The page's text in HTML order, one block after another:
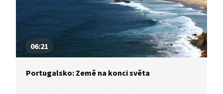
06:21
Portugalsko: Země na konci světa